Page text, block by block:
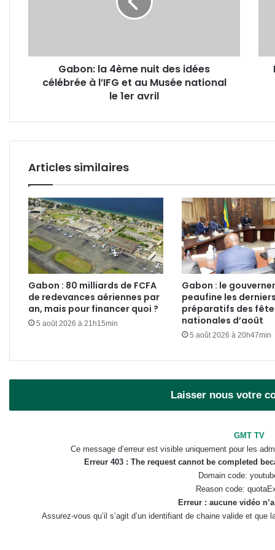
l’IFG
Gabon: la 4ème nuit des idées
célébrée à l’IFG et au Musée national
le 1er avril
à
Articles similaires
Gabon : 80 milliards de FCFA
de redevances aériennes par
an, mais pour financer quoi ?
5 août 2026 à 21h15min
Gabon : le
peaufine les
préparatifs des
nationales d’août
5 août 2026 à 20h47min
Laisser nous votre
GMT TV
Ce message d’erreur est visible uniquement pour les
Erreur 403 : The request cannot be completed
Domain code:
Reason code:
Erreur : aucune vidéo
Assurez-vous qu’il s’agit d’un identifiant de chaine valide et